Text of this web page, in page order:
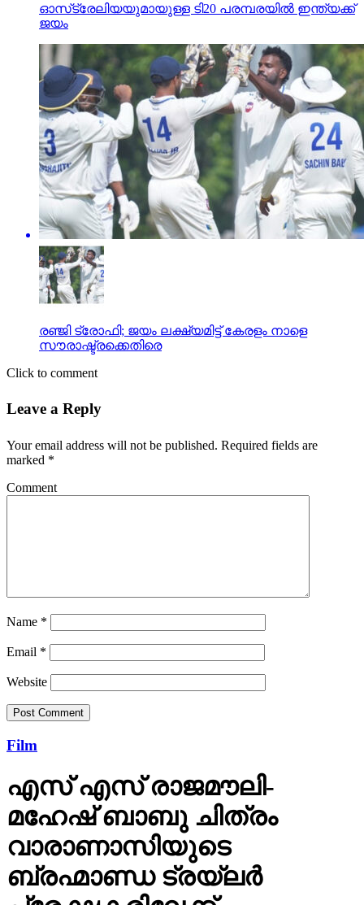
ഓസ്‌ട്രേലിയയുമായുള്ള ടി20 പരമ്പരയില്‍ ഇന്ത്യക്ക്
ജയം
രഞ്ജി ട്രോഫി; ജയം ലക്ഷ്യമിട്ട് കേരളം നാളെ
സൗരാഷ്ട്രക്കെതിരെ
Click to comment
Leave a Reply
Your email address will not be published. Required fields are
marked *
Comment
Name *
Email *
Website
Film
എസ് എസ് രാജമൗലി-
മഹേഷ് ബാബു ചിത്രം
വാരാണാസിയുടെ
ബ്രഹ്മാണ്ഡ ട്രയ്ലർ